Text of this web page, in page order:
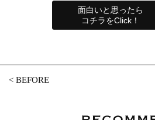
面白いと思ったら
コチラをClick！
<BEFORE